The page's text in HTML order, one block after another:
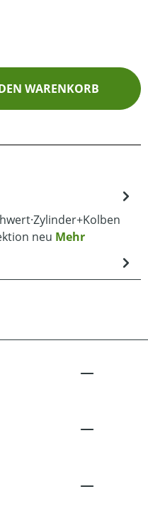
gewünschten
WARENKORB
neu Mehr